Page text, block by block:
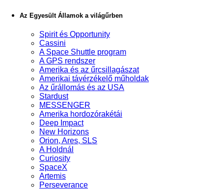
Az Egyesült Államok a világűrben
Spirit és Opportunity
Cassini
A Space Shuttle program
A GPS rendszer
Amerika és az űrcsillagászat
Amerikai távérzékelő műholdak
Az űrállomás és az USA
Stardust
MESSENGER
Amerika hordozórakétái
Deep Impact
New Horizons
Orion, Ares, SLS
A Holdnál
Curiosity
SpaceX
Artemis
Perseverance